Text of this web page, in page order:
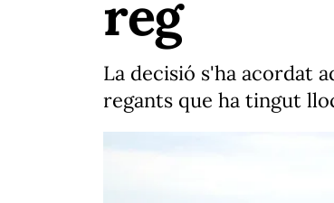
reg
La decisió s'ha acordat
regants que ha tingut